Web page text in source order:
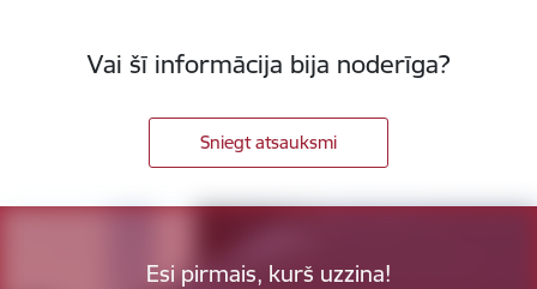
Vai šī informācija bija noderīga?
Sniegt atsauksmi
Esi pirmais, kurš uzzina!